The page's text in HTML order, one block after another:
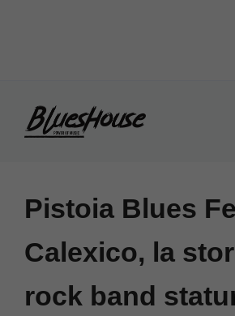
Pistoia Blues
Calexico, la
rock band